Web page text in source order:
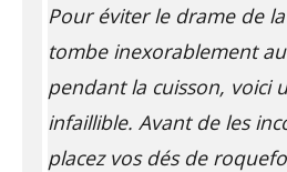
Pour éviter le drame de
tombe inexorablement
pendant la cuisson, voici
infaillible. Avant de les
placez vos dés de